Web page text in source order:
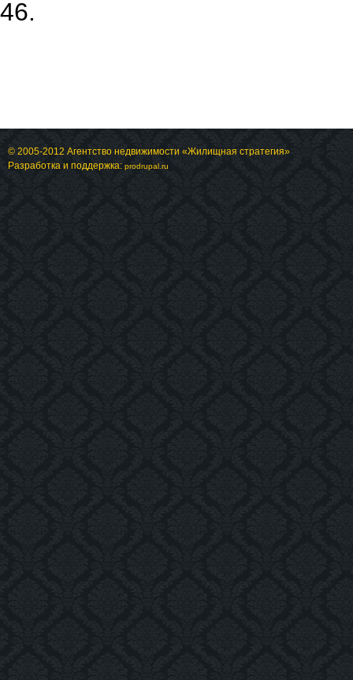
46.
© 2005-2012 Агентство недвижимости «Жилищная стратегия»
Разработка и поддержка: prodrupal.ru